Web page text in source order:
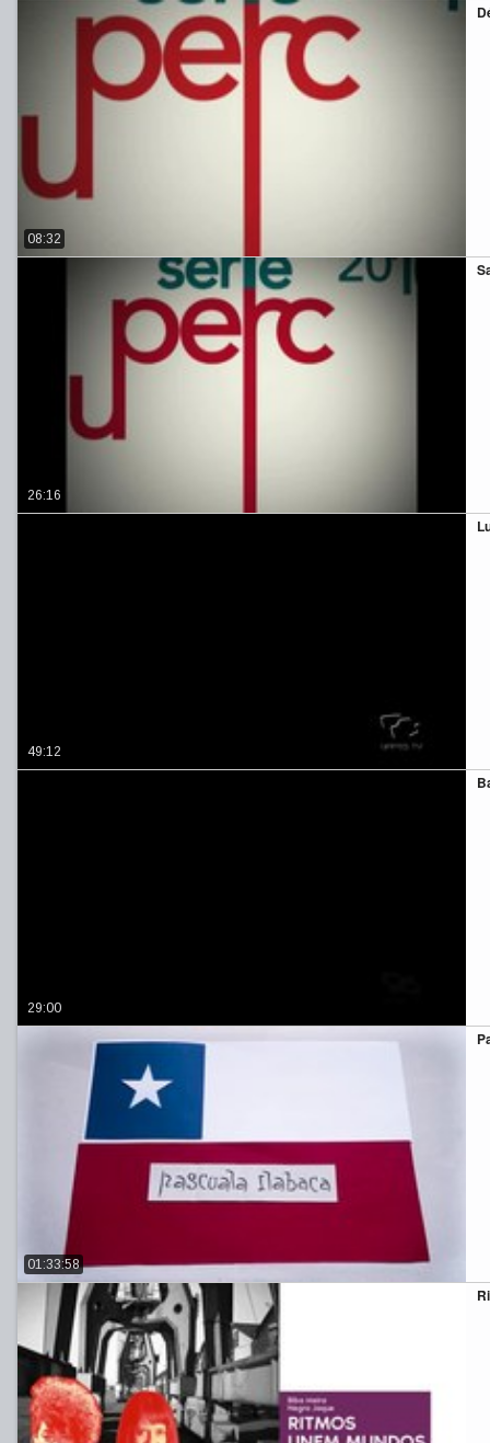
08:32
26:16
49:12
29:00
01:33:58